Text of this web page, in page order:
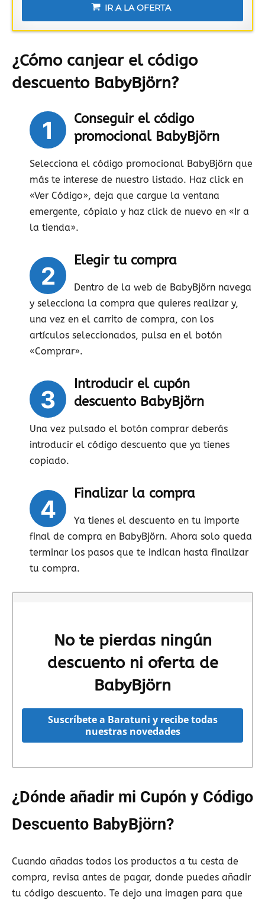
IR A LA OFERTA
¿Cómo canjear el código
descuento BabyBjörn?
1
Conseguir el código
promocional BabyBjörn
Selecciona el código promocional BabyBjörn que
más te interese de nuestro listado. Haz click en
«Ver Código», deja que cargue la ventana
emergente, cópialo y haz click de nuevo en «Ir a
la tienda».
2
Elegir tu compra
Dentro de la web de BabyBjörn navega
y selecciona la compra que quieres realizar y,
una vez en el carrito de compra, con los
artículos seleccionados, pulsa en el botón
«Comprar».
3
Introducir el cupón
descuento BabyBjörn
Una vez pulsado el botón comprar deberás
introducir el código descuento que ya tienes
copiado.
4
Finalizar la compra
Ya tienes el descuento en tu importe
final de compra en BabyBjörn. Ahora solo queda
terminar los pasos que te indican hasta finalizar
tu compra.
No te pierdas ningún
descuento ni oferta de
BabyBjörn
Suscríbete a Baratuni y recibe todas
nuestras novedades
¿Dónde añadir mi Cupón y Código
Descuento BabyBjörn?
Cuando añadas todos los productos a tu cesta de
compra, revisa antes de pagar, donde puedes añadir
tu código descuento. Te dejo una imagen para que